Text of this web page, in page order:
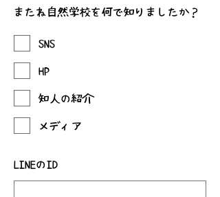
またね自然学校を何で知りましたか？
SNS
HP
知人の紹介
メディア
LINEのID